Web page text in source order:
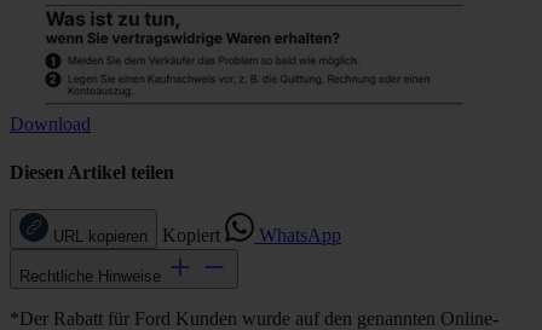
Download
Diesen Artikel teilen
URL kopieren Kopiert WhatsApp
Rechtliche Hinweise
*Der Rabatt für Ford Kunden wurde auf den genannten Online-